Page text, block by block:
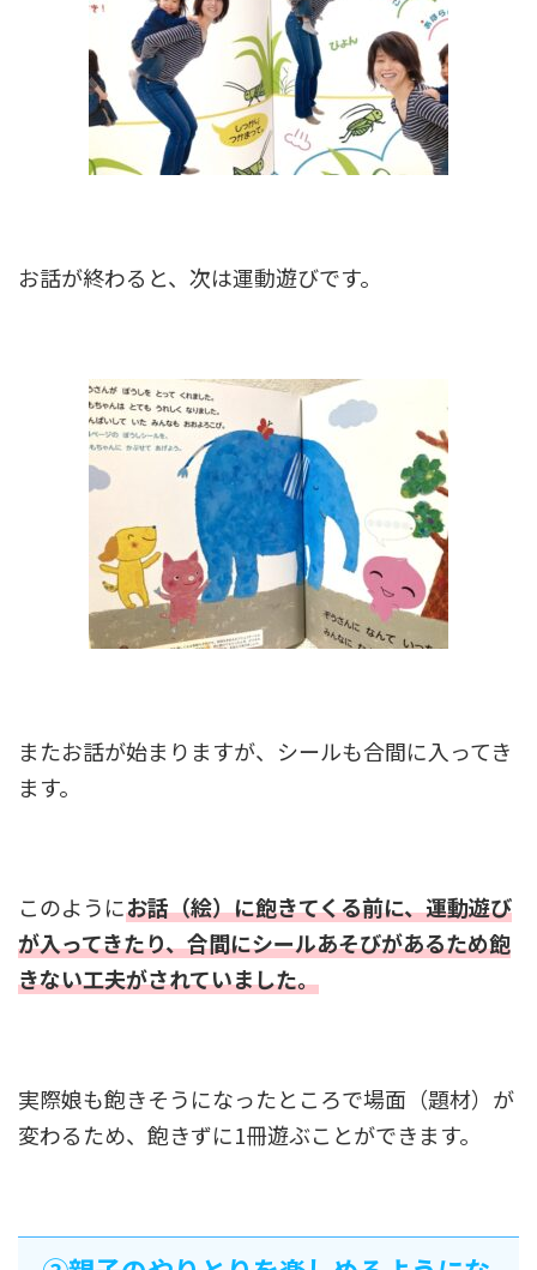
お話が終わると、次は運動遊びです。
またお話が始まりますが、シールも合間に入ってき
ます。
このようにお話（絵）に飽きてくる前に、運動遊び
が入ってきたり、合間にシールあそびがあるため飽
きない工夫がされていました。
実際娘も飽きそうになったところで場面（題材）が
変わるため、飽きずに1冊遊ぶことができます。